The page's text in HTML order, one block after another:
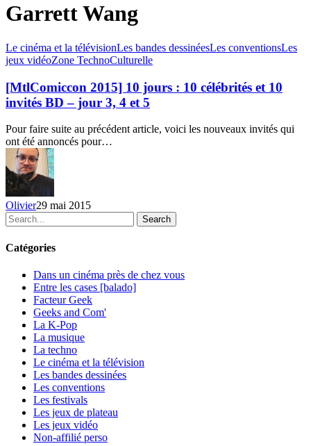
Garrett Wang
[MtlComiccon
2015]
jours
:
10
et
10
invités
BD
–
jour
3,
4
5
Le cinéma et la télévisionLes bandes dessinéesLes conventionsLes
jeux vidéoZone TechnoCulturelle
[MtlComiccon 2015] 10 jours : 10 célébrités et 10
invités BD – jour 3, 4 et 5
Pour faire suite au précédent article, voici les nouveaux invités qui
ont été annoncés pour…
Olivier29 mai 2015
Search
Catégories
Dans un cinéma près de chez vous
Entre les cases [balado]
Facteur Geek
Geeks and Com'
La K-Pop
La musique
La techno
Le cinéma et la télévision
Les bandes dessinées
Les conventions
Les festivals
Les jeux de plateau
Les jeux vidéo
Non-affilié perso